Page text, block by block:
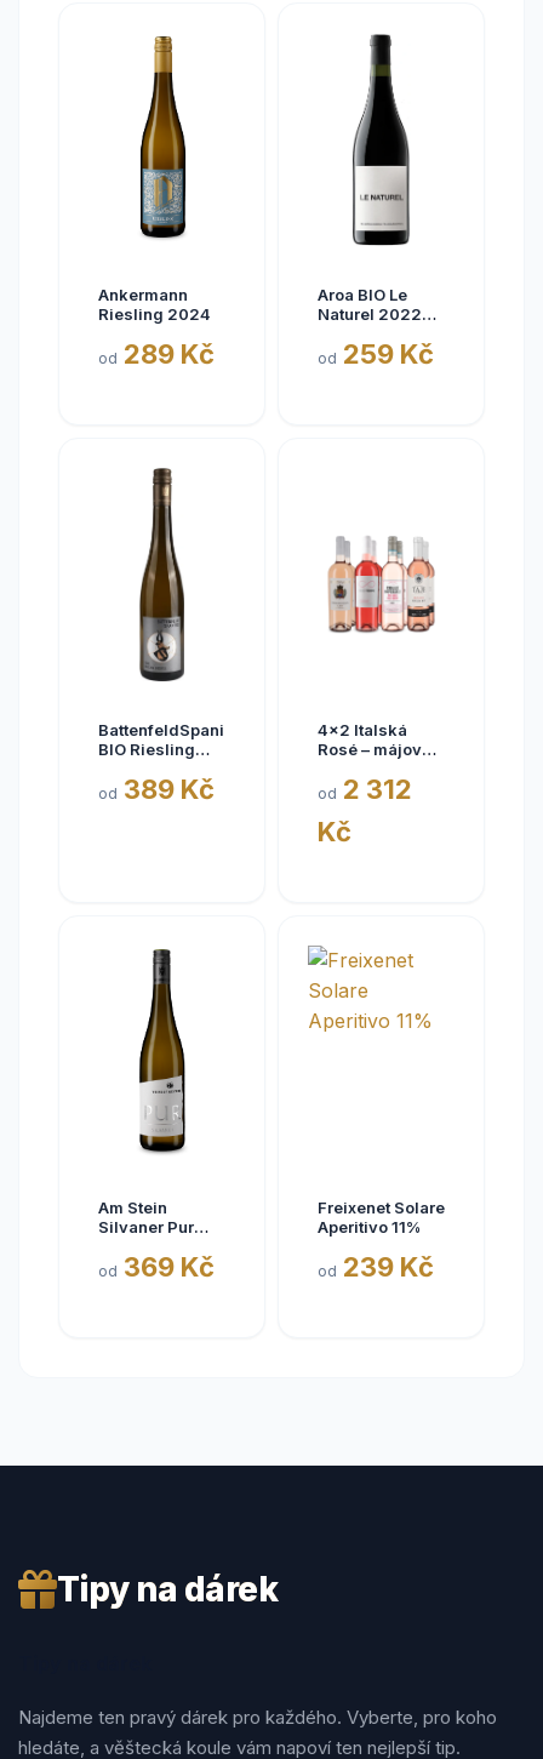
Ankermann
Riesling 2024
od 289 Kč
Aroa BIO Le
Naturel 2022
Navarra, bez
od 259 Kč
BattenfeldSpanier
BIO Riesling
2025,
od 389 Kč
4x2 Italská
Rosé – májové
od 2 312
Kč
Am Stein
Silvaner Pur
od 369 Kč
Freixenet Solare
Aperitivo 11%
od 239 Kč
Tipy na dárek
Najdeme ten pravý dárek pro každého. Vyberte, pro koho
hledáte, a věštecká koule vám napoví ten nejlepší tip.